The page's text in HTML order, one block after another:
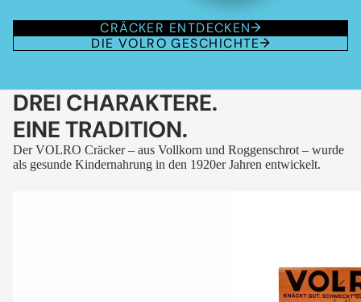
CRÄCKER ENTDECKEN
DIE VOLRO GESCHICHTE
DREI CHARAKTERE.
EINE TRADITION.
Der VOLRO Cräcker – aus Vollkorn und Roggenschrot – wurde
als gesunde Kindernahrung in den 1920er Jahren entwickelt.